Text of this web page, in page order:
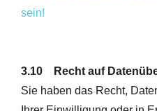
sein!
3.10 Recht auf
Sie haben das Recht,